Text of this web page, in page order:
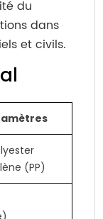
du
dans
et civils.
(PP)